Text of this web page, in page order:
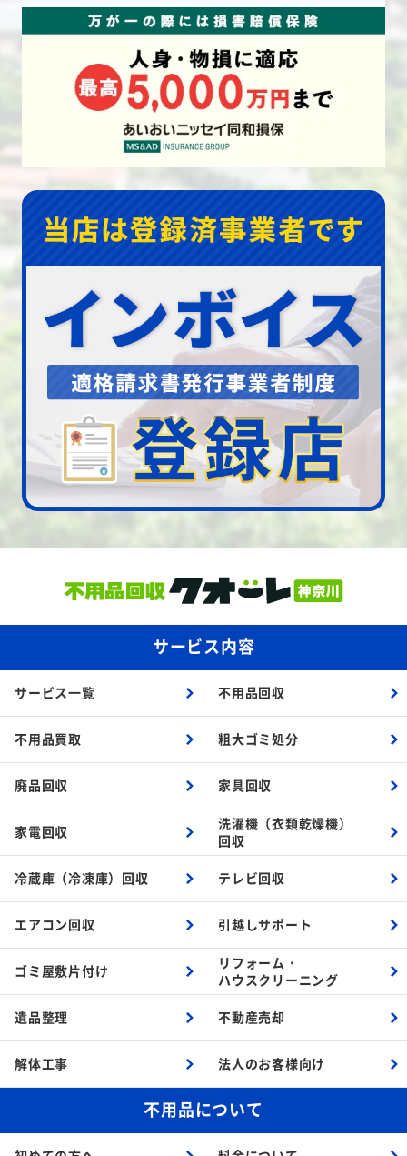
サービス内容
サービス一覧 不用品回収
不用品買取 粗大ゴミ処分
廃品回収 家具回収
家電回収
洗濯機（衣類乾燥機）
回収
冷蔵庫（冷凍庫）回収 テレビ回収
エアコン回収 引越しサポート
ゴミ屋敷片付け
リフォーム・
ハウスクリーニング
遺品整理 不動産売却
解体工事 法人のお客様向け
不用品について